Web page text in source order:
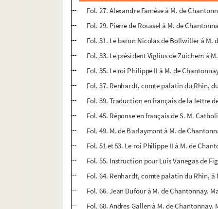
Fol. 27. Alexandre Farnèse à M. de
Fol. 29. Pierre de Roussel à M. de
Fol. 31. Le baron Nicolas de Bollwiller à M.
Fol. 33. Le président Viglius de Zuichem à
Fol. 35. Le roi Philippe II à M. de
Fol. 37. Renhardt, comte palatin du Rhin,
Fol. 39. Traduction en français de la lettre
Fol. 45. Réponse en français de S. M.
Fol. 49. M. de Barlaymont à M. de
Fol. 51 et 53. Le roi Philippe II à M. de
Fol. 55. Instruction pour Luis Vanegas de
Fol. 64. Renhardt, comte palatin du Rhin, à
Fol. 66. Jean Dufour à M. de Chantonnay.
Fol. 68. Andres Gallen à M. de Chantonnay.